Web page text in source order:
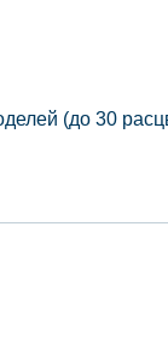
(до 30